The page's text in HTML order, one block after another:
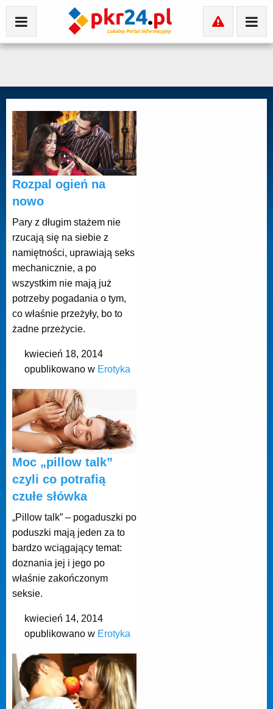
Rozpal ogień na
nowo
Pary z długim stażem nie
rzucają się na siebie z
namiętności, uprawiają seks
mechanicznie, a po
wszystkim nie mają już
potrzeby pogadania o tym,
co właśnie przeżyły, bo to
żadne przeżycie.
kwiecień 18, 2014
opublikowano w Erotyka
Moc „pillow talk”
czyli co potrafią
czułe słówka
„Pillow talk” – pogaduszki po
poduszki mają jeden za to
bardzo wciągający temat:
doznania jej i jego po
właśnie zakończonym
seksie.
kwiecień 14, 2014
opublikowano w Erotyka